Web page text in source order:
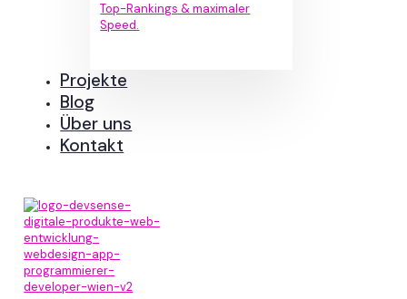
Top-Rankings & maximaler
Speed.
Projekte
Blog
Über uns
Kontakt